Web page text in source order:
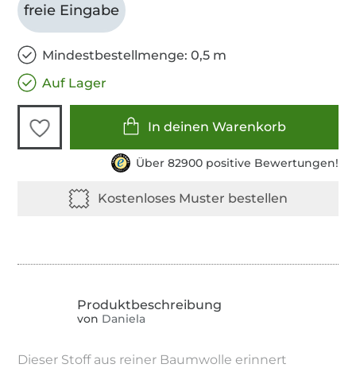
freie Eingabe
Mindestbestellmenge: 0,5 m
Auf Lager
In deinen Warenkorb
Über 82900 positive Bewertungen!
von Daniela
Dieser Stoff aus reiner Baumwolle erinnert